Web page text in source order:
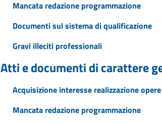
Mancata redazione programmazione
Documenti sul sistema di qualificazione
Gravi illeciti professionali
Atti e documenti di carattere
Acquisizione interesse realizzazione
Mancata redazione programmazione